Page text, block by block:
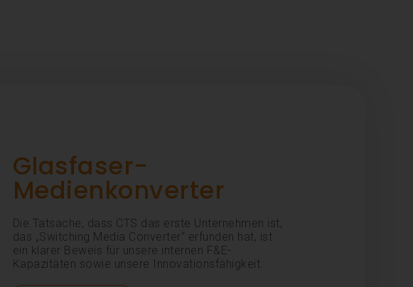
Glasfaser-
Medienkonverter
Die Tatsache, dass CTS das erste Unternehmen ist,
das „Switching Media Converter“ erfunden hat, ist
ein klarer Beweis für unsere internen F&E-
Kapazitäten sowie unsere Innovationsfähigkeit.